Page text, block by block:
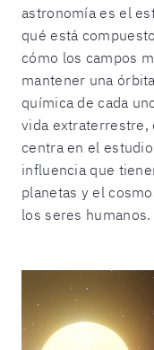
astronomía es el
qué está
cómo los campos
mantener una
química de cada
vida extraterrestre,
centra en el
influencia que
planetas y el
los seres humanos.